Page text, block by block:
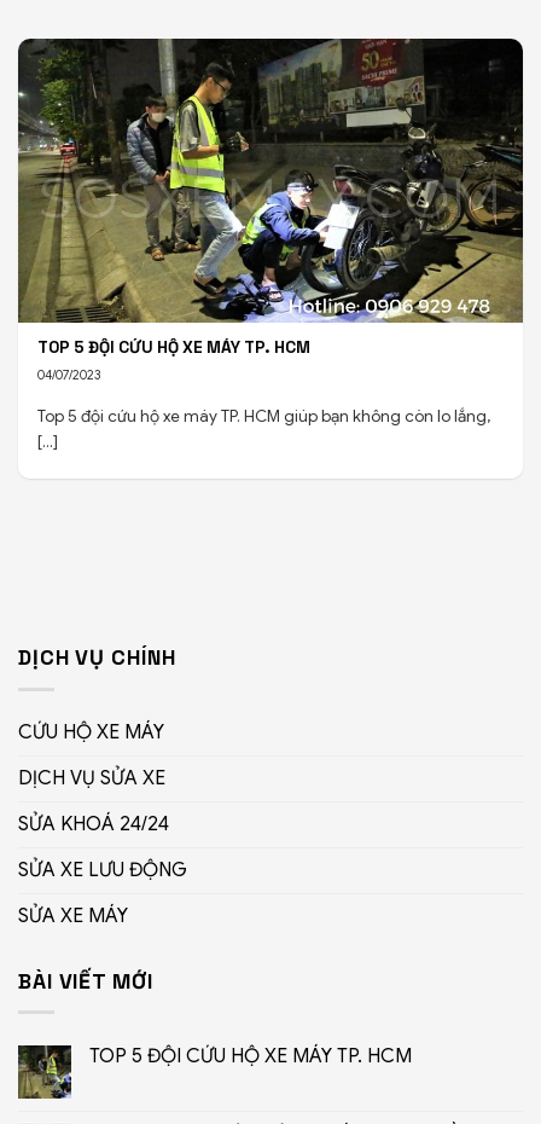
TOP 5 ĐỘI CỨU HỘ XE MÁY TP. HCM
04/07/2023
Top 5 đội cứu hộ xe máy TP. HCM giúp bạn không còn lo lắng,
[...]
DỊCH VỤ CHÍNH
CỨU HỘ XE MÁY
DỊCH VỤ SỬA XE
SỬA KHOÁ 24/24
SỬA XE LƯU ĐỘNG
SỬA XE MÁY
BÀI VIẾT MỚI
TOP 5 ĐỘI CỨU HỘ XE MÁY TP. HCM